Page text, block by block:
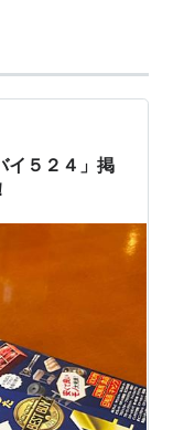
イ５２４」掲